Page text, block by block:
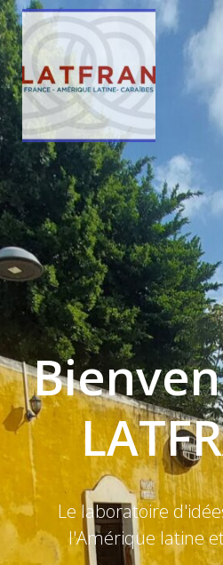
Le laboratoire
l'Amérique latine